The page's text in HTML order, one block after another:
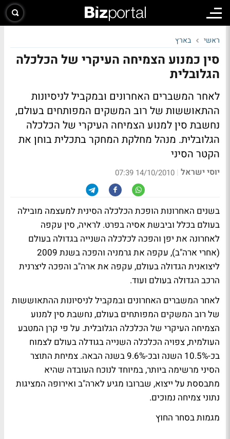
ראשי בארץ
סין כמנוע הצמיחה העיקרי של הכלכלה
הגלובלית
לאחר המשברים האחרונים ובמקביל לניסיונות
ההתאוששות של רוב המשקים המפותחים בעולם,
נחשבת סין למנוע הצמיחה העיקרי של הכלכלה
הגלובלית. מנהל מחלקת המחקר בתכלית בוחן את
הקטר הסיני
יוסי ישראל |
14/10/2010 07:39
בשנים האחרונות הופכת הכלכלה הסינית למעצמה מובילה
בעולם בכלל וביבשת אסיה בפרט. לראיה, סין עקפה
לאחרונה את יפן והפכה לכלכלה השנייה בגדולה בעולם
(אחרי ארה"ב), עקפה את גרמניה והפכה בשנת 2009
ליצואנית הגדולה בעולם, עקפה את ארה"ב והפכה ליצרנית
הרכב הגדולה בעולם ועוד.
לאחר המשברים האחרונים ובמקביל לניסיונות ההתאוששות
של רוב המשקים המפותחים בעולם, נחשבת סין למנוע
הצמיחה העיקרי של הכלכלה הגלובלית. על פי קרן המטבע
העולמית, צפויה הכלכלה השנייה בגודלה בעולם לצמוח
בכ-10.5% השנה ובכ-9.6% בשנה הבאה. צמיחת התוצר
הסיני מרשימה ביותר, במיוחד לנוכח העובדה שהיא
מתבססת על ייצוא, שברובו מגיע לארה"ב ואירופה המציגות
נתוני צמיחה נמוכים.
מגמות בסחר החוץ